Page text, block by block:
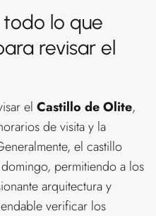
todo lo que
revisar el
el Castillo de Olite,
de visita y la
el castillo
permitiendo a los
arquitectura y
verificar los